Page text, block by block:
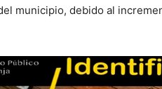
municipio, debido al